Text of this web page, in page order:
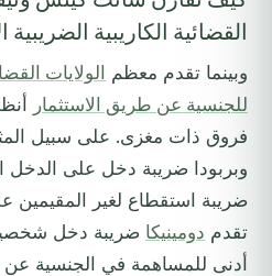
القضائية الكاريبية الضريبية
وبينما تقدم معظم الولايات
للجنسية عن طريق الاستثمار
فروق ذات مغزى. على سبيل
وبربودا ضريبة دخل على الدخل
ضريبة استقطاع لغير
تقدم دومينيكا ضريبة دخل
أدنى للمساهمة في الجنسية عن